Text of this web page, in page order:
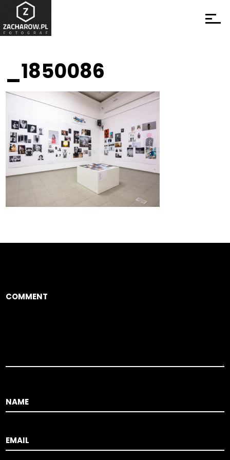
_1850086